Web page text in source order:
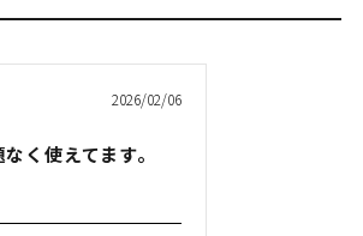
2026/02/06
く使えてます。